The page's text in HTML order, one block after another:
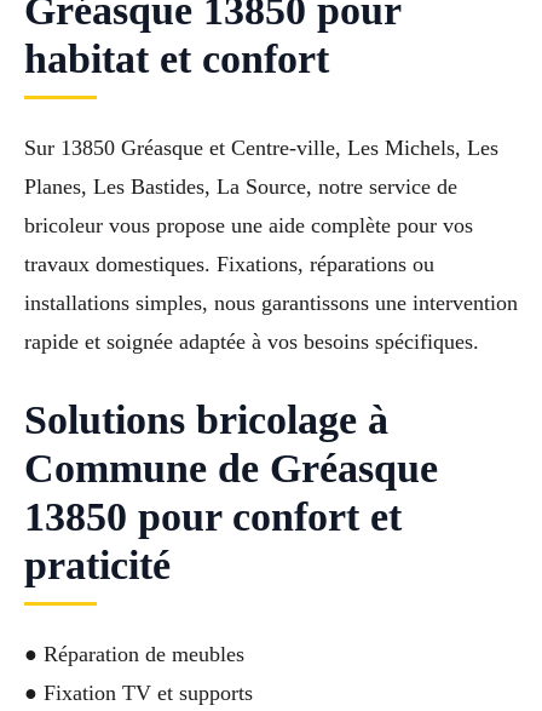
Gréasque 13850 pour
habitat et confort
Sur 13850 Gréasque et Centre-ville, Les Michels, Les
Planes, Les Bastides, La Source, notre service de
bricoleur vous propose une aide complète pour vos
travaux domestiques. Fixations, réparations ou
installations simples, nous garantissons une intervention
rapide et soignée adaptée à vos besoins spécifiques.
Solutions bricolage à
Commune de Gréasque
13850 pour confort et
praticité
● Réparation de meubles
● Fixation TV et supports